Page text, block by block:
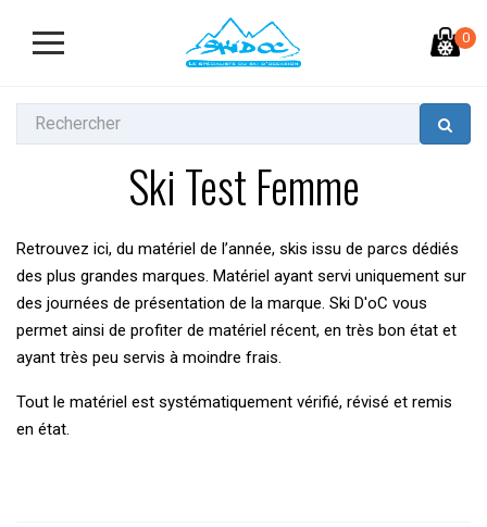
0
Ski Test Femme
Retrouvez ici, du matériel de l’année, skis issu de parcs dédiés
des plus grandes marques. Matériel ayant servi uniquement sur
des journées de présentation de la marque. Ski D'oC vous
permet ainsi de profiter de matériel récent, en très bon état et
ayant très peu servis à moindre frais.
Tout le matériel est systématiquement vérifié, révisé et remis
en état.